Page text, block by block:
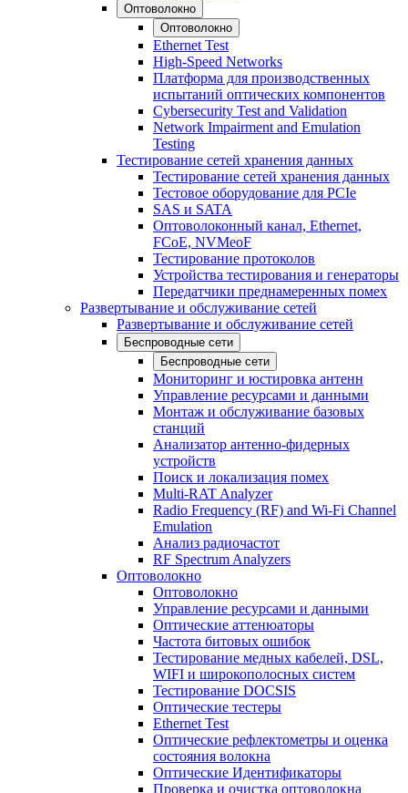
Оптоволокно
Оптоволокно
Ethernet Test
High-Speed Networks
Платформа для производственных
испытаний оптических компонентов
Cybersecurity Test and Validation
Network Impairment and Emulation
Testing
Тестирование сетей хранения данных
Тестирование сетей хранения данных
Тестовое оборудование для PCIe
SAS и SATA
Оптоволоконный канал, Ethernet,
FCoE, NVMeoF
Тестирование протоколов
Устройства тестирования и генераторы
Передатчики преднамеренных помех
Развертывание и обслуживание сетей
Развертывание и обслуживание сетей
Беспроводные сети
Беспроводные сети
Мониторинг и юстировка антенн
Управление ресурсами и данными
Монтаж и обслуживание базовых
станций
Анализатор антенно-фидерных
устройств
Поиск и локализация помех
Multi-RAT Analyzer
Radio Frequency (RF) and Wi-Fi Channel
Emulation
Анализ радиочастот
RF Spectrum Analyzers
Оптоволокно
Оптоволокно
Управление ресурсами и данными
Оптические aттенюаторы
Частота битовых ошибок
Тестирование медных кабелей, DSL,
WIFI и широкополосных систем
Тестирование DOCSIS
Оптические тестеры
Ethernet Test
Оптические рефлектометры и оценка
состояния волокна
Оптические Идентификаторы
Проверка и очистка оптоволокна